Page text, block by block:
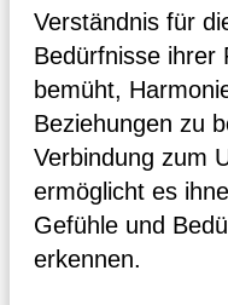
Verständnis für
Bedürfnisse ihrer
bemüht,
Beziehungen zu
Verbindung zum
ermöglicht es
Gefühle und
erkennen.